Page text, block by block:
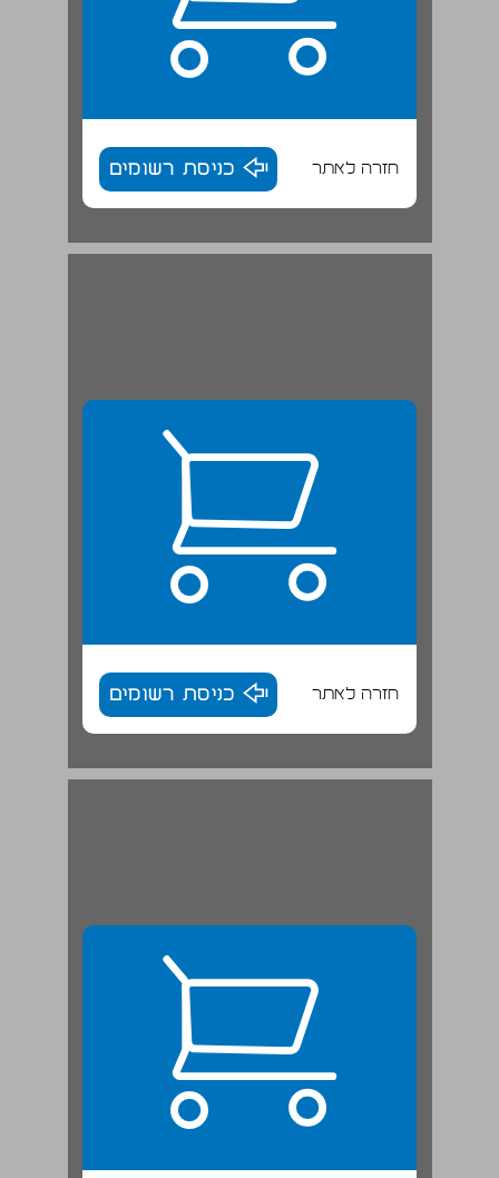
חזרה לאתר כניסת רשומים
חזרה לאתר כניסת רשומים